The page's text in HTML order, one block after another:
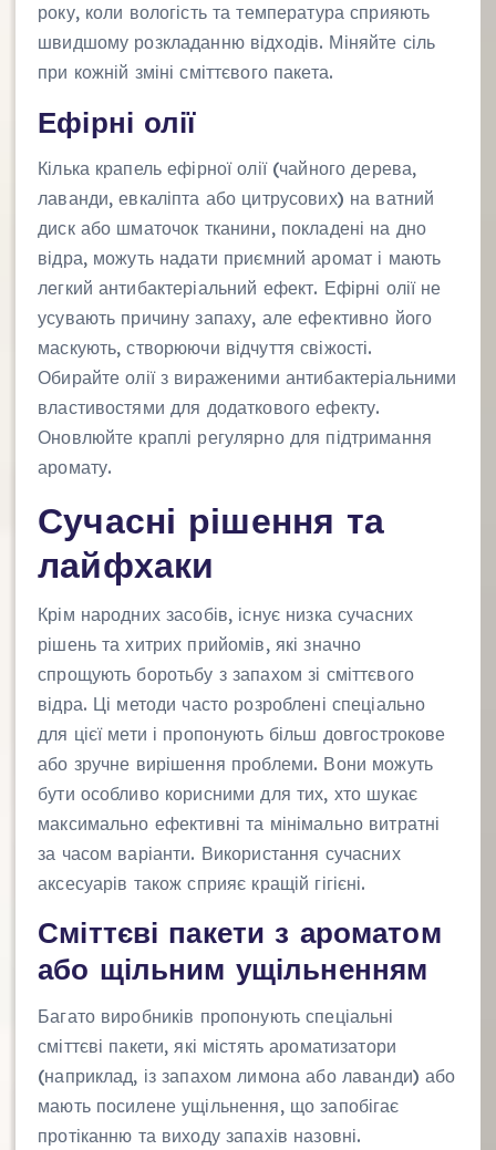
року, коли вологість та температура сприяють
швидшому розкладанню відходів. Міняйте сіль
при кожній зміні сміттєвого пакета.
Ефірні олії
Кілька крапель ефірної олії (чайного дерева,
лаванди, евкаліпта або цитрусових) на ватний
диск або шматочок тканини, покладені на дно
відра, можуть надати приємний аромат і мають
легкий антибактеріальний ефект. Ефірні олії не
усувають причину запаху, але ефективно його
маскують, створюючи відчуття свіжості.
Обирайте олії з вираженими антибактеріальними
властивостями для додаткового ефекту.
Оновлюйте краплі регулярно для підтримання
аромату.
Сучасні рішення та
лайфхаки
Крім народних засобів, існує низка сучасних
рішень та хитрих прийомів, які значно
спрощують боротьбу з запахом зі сміттєвого
відра. Ці методи часто розроблені спеціально
для цієї мети і пропонують більш довгострокове
або зручне вирішення проблеми. Вони можуть
бути особливо корисними для тих, хто шукає
максимально ефективні та мінімально витратні
за часом варіанти. Використання сучасних
аксесуарів також сприяє кращій гігієні.
Сміттєві пакети з ароматом
або щільним ущільненням
Багато виробників пропонують спеціальні
сміттєві пакети, які містять ароматизатори
(наприклад, із запахом лимона або лаванди) або
мають посилене ущільнення, що запобігає
протіканню та виходу запахів назовні.